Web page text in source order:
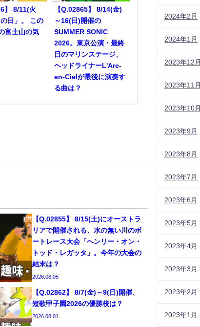
】 8/11(火
日」。 この
富士山の気
【Q.02865】 8/14(金)
～16(日)開催の
SUMMER SONIC
2026。東京公演・最終
日のマリンステージ、
ヘッドライナーL'Arc-
en-Cielが最後に演奏す
る曲は？
【Q.02855】 8/15(土)にオーストラ
リアで開催される、水の無い川のボ
ートレース大会「ヘンリー・オン・
トッド・レガッタ」。今年の大会の
結末は？
2026.08.05
【Q.02862】 8/7(金)～9(日)開催、
短歌甲子園2026の優勝校は？
2026.08.01
2024年2月
2024年1月
2023年12月
2023年11月
2023年10月
2023年9月
2023年8月
2023年7月
2023年6月
2023年5月
2023年4月
2023年3月
2023年2月
2023年1月